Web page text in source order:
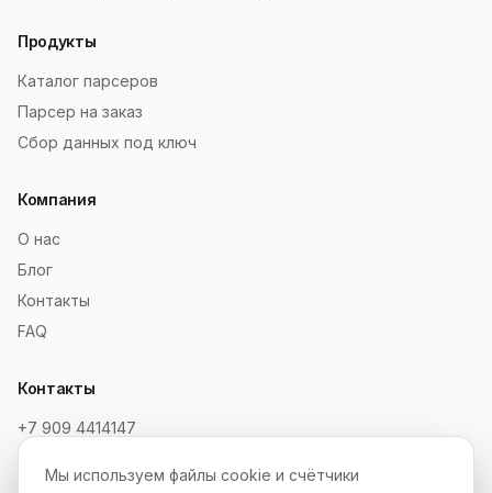
Продукты
Каталог парсеров
Парсер на заказ
Сбор данных под ключ
Компания
О нас
Блог
Контакты
FAQ
Контакты
+7 909 4414147
Telegram: @SokSaitov_bot
Мы используем файлы cookie и счётчики